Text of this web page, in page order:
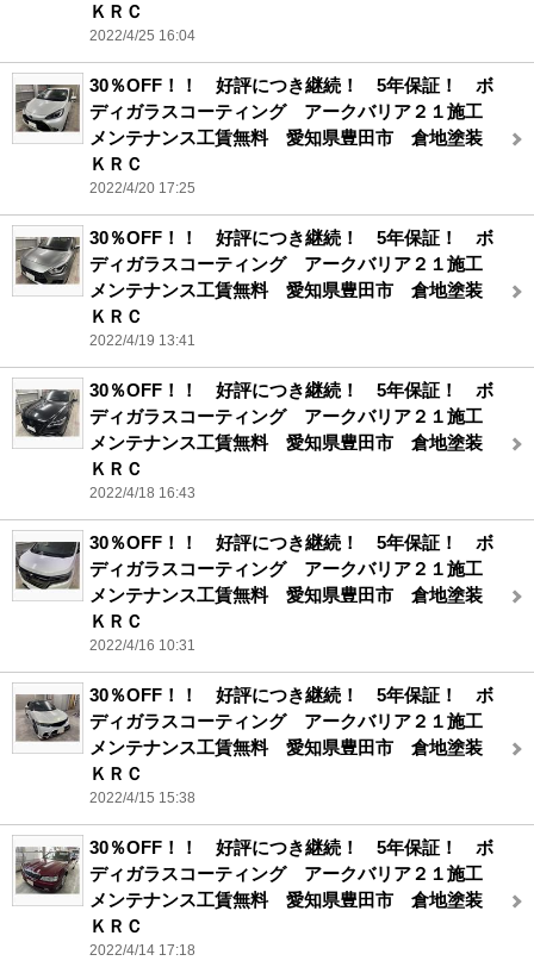
ＫＲＣ
2022/4/25 16:04
30％OFF！！ 好評につき継続！ 5年保証！ ボ
ディガラスコーティング アークバリア２１施工
メンテナンス工賃無料 愛知県豊田市 倉地塗装
ＫＲＣ
2022/4/20 17:25
30％OFF！！ 好評につき継続！ 5年保証！ ボ
ディガラスコーティング アークバリア２１施工
メンテナンス工賃無料 愛知県豊田市 倉地塗装
ＫＲＣ
2022/4/19 13:41
30％OFF！！ 好評につき継続！ 5年保証！ ボ
ディガラスコーティング アークバリア２１施工
メンテナンス工賃無料 愛知県豊田市 倉地塗装
ＫＲＣ
2022/4/18 16:43
30％OFF！！ 好評につき継続！ 5年保証！ ボ
ディガラスコーティング アークバリア２１施工
メンテナンス工賃無料 愛知県豊田市 倉地塗装
ＫＲＣ
2022/4/16 10:31
30％OFF！！ 好評につき継続！ 5年保証！ ボ
ディガラスコーティング アークバリア２１施工
メンテナンス工賃無料 愛知県豊田市 倉地塗装
ＫＲＣ
2022/4/15 15:38
30％OFF！！ 好評につき継続！ 5年保証！ ボ
ディガラスコーティング アークバリア２１施工
メンテナンス工賃無料 愛知県豊田市 倉地塗装
ＫＲＣ
2022/4/14 17:18